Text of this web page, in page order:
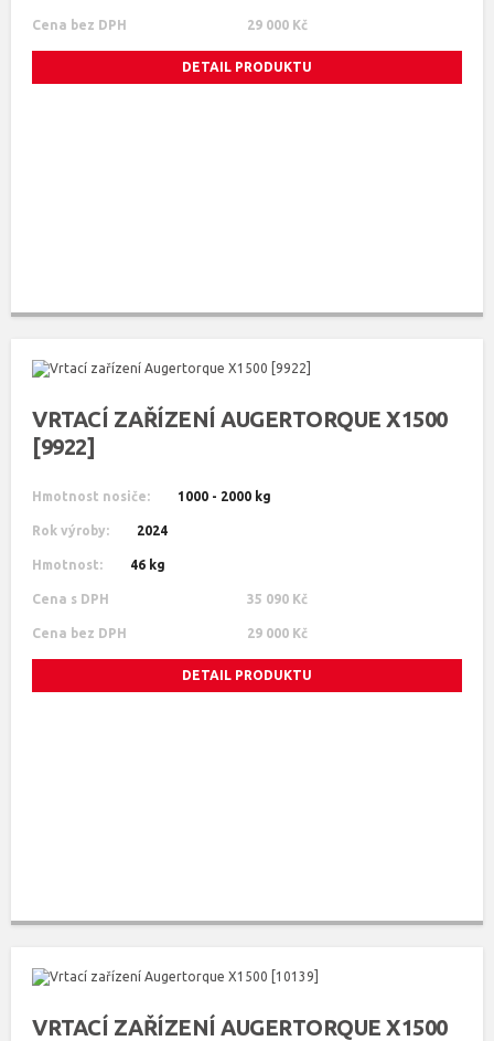
Cena bez DPH 29 000 Kč
DETAIL PRODUKTU
VRTACÍ ZAŘÍZENÍ AUGERTORQUE X1500
[9922]
Hmotnost nosiče: 1000 - 2000 kg
Rok výroby: 2024
Hmotnost: 46 kg
Cena s DPH 35 090 Kč
Cena bez DPH 29 000 Kč
DETAIL PRODUKTU
VRTACÍ ZAŘÍZENÍ AUGERTORQUE X1500